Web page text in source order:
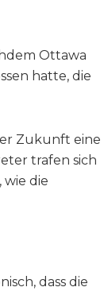
Ottawa
hatte, die
Zukunft eine
trafen sich
die
dass die